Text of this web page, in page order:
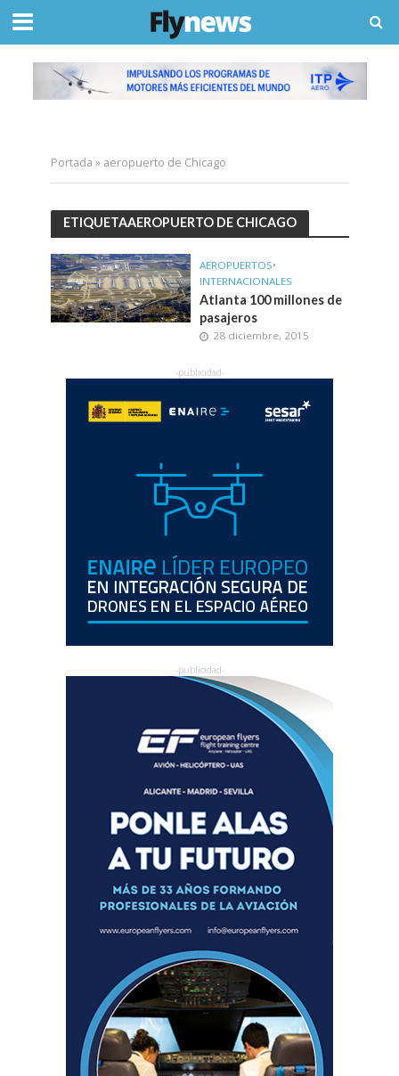
Portada » aeropuerto de Chicago
ETIQUETAAEROPUERTO DE CHICAGO
AEROPUERTOS•
INTERNACIONALES
Atlanta 100 millones de
pasajeros
28 diciembre, 2015